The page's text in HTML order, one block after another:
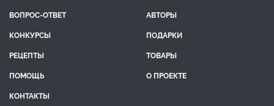
ВОПРОС-ОТВЕТ
АВТОРЫ
КОНКУРСЫ
ПОДАРКИ
РЕЦЕПТЫ
ТОВАРЫ
ПОМОЩЬ
О ПРОЕКТЕ
КОНТАКТЫ